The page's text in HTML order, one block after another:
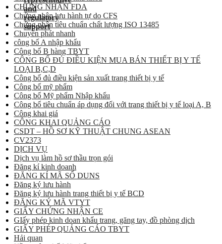
CHỨNG NHẬN FDA
Chứng nhận lưu hành tự do CFS
Chứng nhận tiêu chuẩn chất lượng ISO 13485
Chuyển phát nhanh
công bố A nhập khẩu
Công bố B hàng TBYT
CÔNG BỐ ĐỦ ĐIỀU KIỆN MUA BÁN THIẾT BỊ Y TẾ
LOẠI B,C,D
Công bố đủ điều kiện sản xuất trang thiết bị y tế
Công bố mỹ phẩm
Công bố Mỹ phẩm Nhập khẩu
Công bố tiêu chuẩn áp dụng đối với trang thiết bị y tế loại A, B
Công khai giá
CÔNG KHAI QUẢNG CÁO
CSDT – HỒ SƠ KỸ THUẬT CHUNG ASEAN
CV2373
DỊCH VỤ
Dịch vụ làm hồ sơ thầu trọn gói
Đăng kí kinh doanh
ĐĂNG KÍ MÃ SỐ DUNS
Đăng ký lưu hành
Đăng ký lưu hành trang thiết bị y tế BCD
ĐĂNG KÝ MÃ VTYT
GIẤY CHỨNG NHẬN CE
GIấy phép kinh doan khẩu trang, găng tay, đồ phòng dịch
GIẤY PHÉP QUẢNG CÁO TBYT
Hải quan